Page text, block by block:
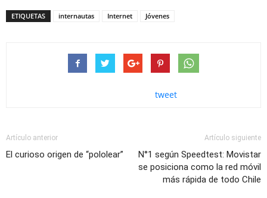
ETIQUETAS internautas Internet Jóvenes
tweet
Artículo anterior
El curioso origen de “pololear”
Artículo siguiente
N°1 según Speedtest: Movistar
se posiciona como la red móvil
más rápida de todo Chile